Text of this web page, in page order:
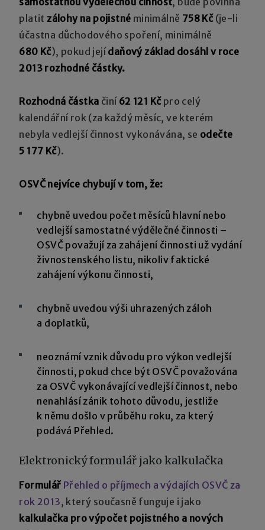
platitzálohy na pojistné minimálně 758 Kč(je-li
účastna důchodového spoření, minimálně
680 Kč), pokud její daňový základ dosáhl v roce
2013 rozhodné částky.
Rozhodná částka činí 62 121 Kčpro celý
kalendářní rok (za každý měsíc, ve kterém
nebyla vedlejší činnost vykonávána, se odečte
5 177 Kč).
OSVČ nejvíce chybují v tom, že:
chybně uvedou počet měsíců hlavní nebo
vedlejší samostatné výdělečné činnosti –
OSVČ považují za zahájení činnosti už vydání
živnostenského listu, nikoliv faktické
zahájení výkonu činnosti,
chybně uvedou výši uhrazených záloh
a doplatků,
neoznámí vznik důvodu pro výkon vedlejší
činnosti, pokud chce být OSVČ považována
za OSVČ vykonávající vedlejší činnost, nebo
nenahlásí zánik tohoto důvodu, jestliže
k němu došlo v průběhu roku, za který
podává Přehled.
Elektronický formulář jako kalkulačka
Formulář Přehled o příjmech a výdajích OSVČ za
rok 2013, který současně funguje i jako
kalkulačka pro výpočet pojistného a nových